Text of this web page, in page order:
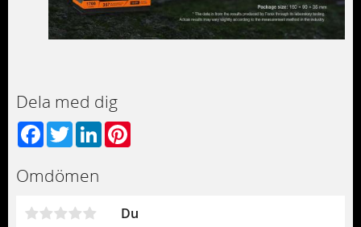
Dela med dig
Facebook
TwitterLinkedIn
Omdömen
Du